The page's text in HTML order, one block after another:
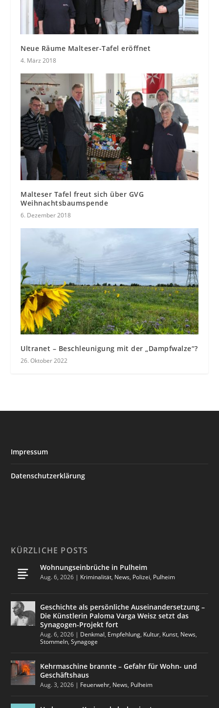
Neue Räume Malteser-Tafel eröffnet
4. März 2018
Malteser Tafel freut sich über GVG
Weihnachtsbaumspende
6. Dezember 2018
Ultranet – Beschleunigung mit der „Dampfwalze“?
26. Oktober 2022
Impressum
Datenschutzerklärung
KÜRZLICHE POSTS
Wohnungseinbrüche in Pulheim
Aug. 6, 2026 | Kriminalität, News, Polizei, Pulheim
Geschichte als persönliche Auseinandersetzung –
Die Künstlerin Paloma Varga Weisz setzt das
Synagogen-Projekt fort
Aug. 6, 2026 | Denkmal, Empfehlung, Kultur, Kunst, News,
Stommeln,Synagoge
Kehrmaschine brannte – Gefahr für Wohn- und
Geschäftshaus
Aug. 3, 2026 | Feuerwehr, News, Pulheim